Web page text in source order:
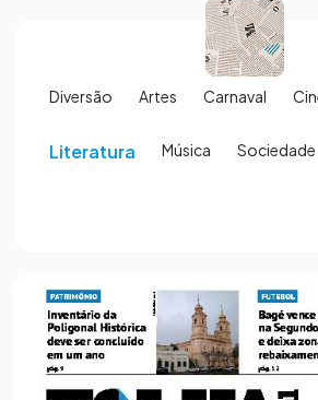
Diversão Artes Carnaval
Literatura Música Sociedade